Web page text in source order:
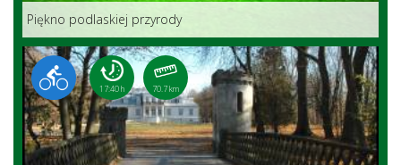
Piękno podlaskiej przyrody
17:40 h 70.7 km